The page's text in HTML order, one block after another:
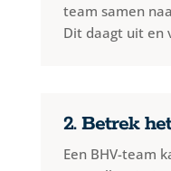
team samen
Dit daagt uit en
2. Betrek
Een BHV-team